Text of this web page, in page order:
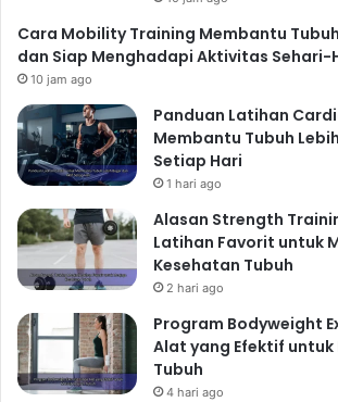
Cara Mobility Training Membantu
dan Siap Menghadapi Aktivitas Sehari-
10 jam ago
Panduan Latihan
Membantu Tubuh
Setiap Hari
1 hari ago
Alasan Strength
Latihan Favorit untuk
Kesehatan Tubuh
2 hari ago
Program Bodyweight
Alat yang Efektif untuk
Tubuh
4 hari ago